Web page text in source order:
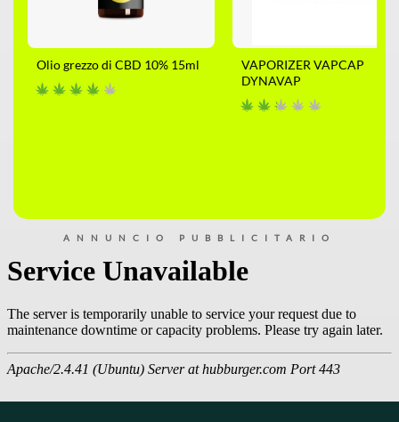
Olio grezzo di CBD 10% 15ml
VAPORIZER VAPCAP
DYNAVAP
ANNUNCIO PUBBLICITARIO